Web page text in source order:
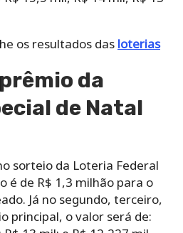
os resultados das loterias
da
de Natal
sorteio da Loteria Federal
é de R$ 1,3 milhão para o
Já no segundo, terceiro,
principal, o valor será de: